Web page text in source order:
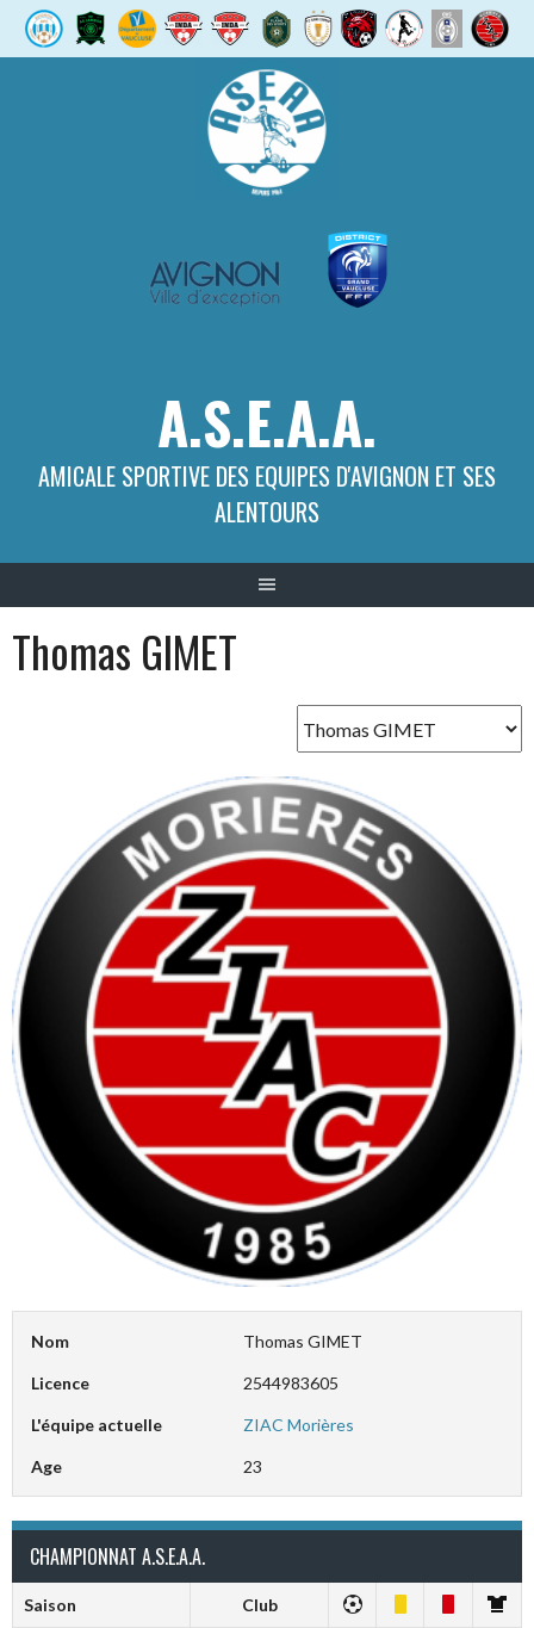
A.S.E.A.A.
AMICALE SPORTIVE DES EQUIPES D'AVIGNON ET SES
ALENTOURS
Thomas GIMET
Nom Thomas GIMET
Licence 2544983605
L'équipe actuelle ZIAC Morières
Age 23
CHAMPIONNAT A.S.E.A.A.
Saison Club